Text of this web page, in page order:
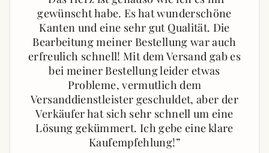
gewünscht habe. Es hat wunderschöne
Kanten und eine sehr gut Qualität. Die
Bearbeitung meiner Bestellung war auch
erfreulich schnell! Mit dem Versand gab es
bei meiner Bestellung leider etwas
Probleme, vermutlich dem
Versanddienstleister geschuldet, aber der
Verkäufer hat sich sehr schnell um eine
Lösung gekümmert. Ich gebe eine klare
Kaufempfehlung!”